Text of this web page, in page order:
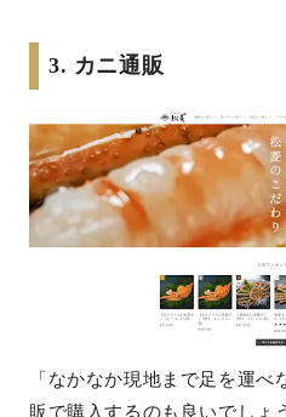
3. カニ通販
「なかなか現地まで足を運
販で購入するのも良いでしょ